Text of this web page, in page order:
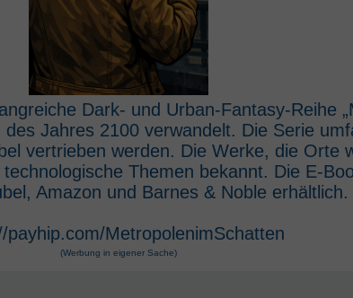
Dark- und Urban-Fantasy-Reihe
Jahres 2100 verwandelt. Die Serie
vertrieben werden. Die Werke, die Orte
Themen bekannt. Die E-
Amazon und Barnes & Noble erhältlich.
payhip.com/MetropolenimSchatten
(Werbung in eigener Sache)